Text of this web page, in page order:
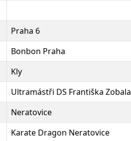
Praha 6
Bonbon Praha
Kly
Ultramástři DS Františka Zobala
Neratovice
Karate Dragon Neratovice